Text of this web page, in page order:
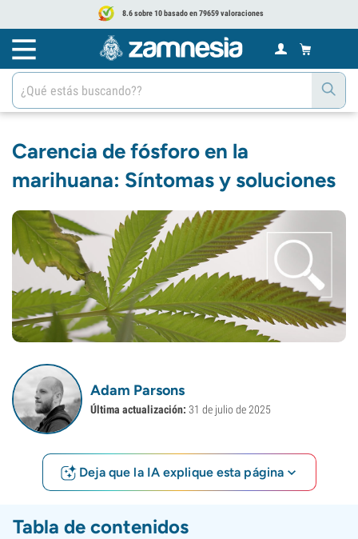
8.6 sobre 10 basado en 79659 valoraciones
Carencia de fósforo en la
marihuana: Síntomas y soluciones
Adam Parsons
Última actualización: 31 de julio de 2025
Deja que la IA explique esta página
Tabla de contenidos